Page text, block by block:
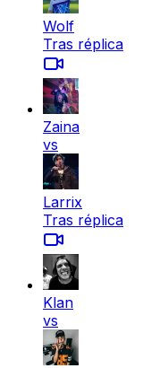
Wolf
Tras réplica
Zaina
vs
Larrix
Tras réplica
Klan
vs